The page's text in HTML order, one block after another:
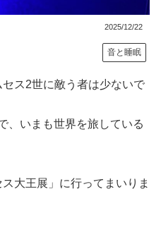
2025/12/22
音と睡眠
ス2世に敵う者は少ないで
、いまも世界を旅している
大王展」に行ってまいりま